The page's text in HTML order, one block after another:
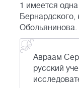
1 имеется
Бернардского,
Обольянинова.
Авраам
русский